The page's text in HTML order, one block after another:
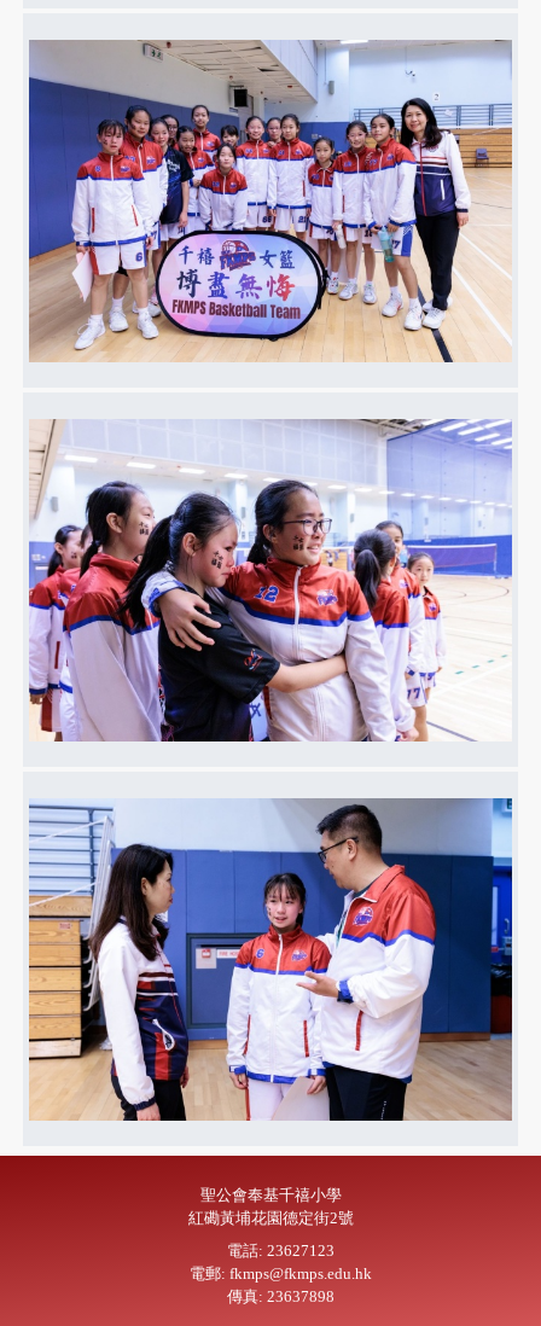
聖公會奉基千禧小學
紅磡黃埔花園德定街2號
電話: 23627123
電郵: fkmps@fkmps.edu.hk
傳真: 23637898